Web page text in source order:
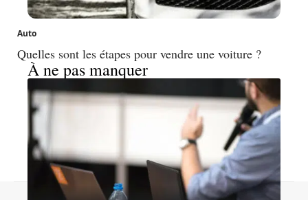
Auto
Quelles sont les étapes pour vendre une voiture ?
À ne pas manquer